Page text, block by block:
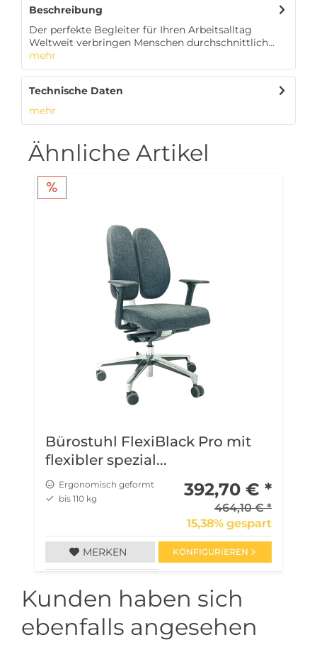
Beschreibung
Der perfekte Begleiter für Ihren Arbeitsalltag
Weltweit verbringen Menschen durchschnittlich...
mehr
Technische Daten
mehr
Ähnliche Artikel
Bürostuhl FlexiBlack Pro mit
flexibler spezial...
Ergonomisch geformt
bis 110 kg
392,70 € *
464,10 € *
15,38% gespart
MERKEN KONFIGURIEREN
Kunden haben sich
ebenfalls angesehen